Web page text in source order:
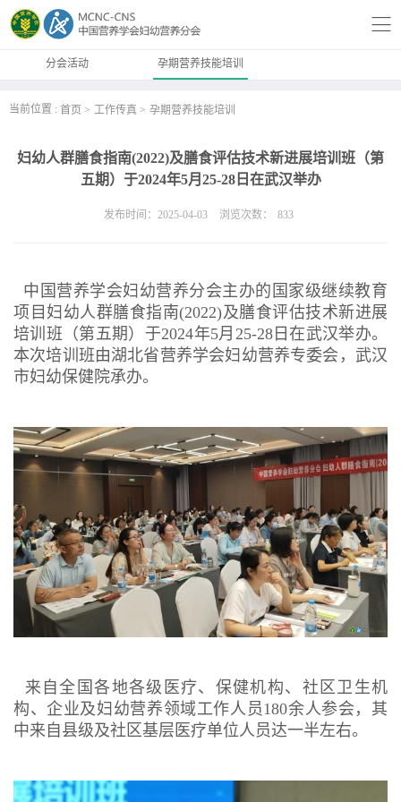
分会活动 孕期营养技能培训
当前位置 : 首页 工作传真 孕期营养技能培训
妇幼人群膳食指南(2022)及膳食评估技术新进展培训班（第
五期）于2024年5月25-28日在武汉举办
发布时间：2025-04-03 浏览次数： 833
中国营养学会妇幼营养分会主办的国家级继续教育
项目妇幼人群膳食指南(2022)及膳食评估技术新进展
培训班（第五期）于2024年5月25-28日在武汉举办。
本次培训班由湖北省营养学会妇幼营养专委会，武汉
市妇幼保健院承办。
来自全国各地各级医疗、保健机构、社区卫生机
构、企业及妇幼营养领域工作人员180余人参会，其
中来自县级及社区基层医疗单位人员达一半左右。